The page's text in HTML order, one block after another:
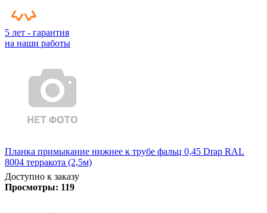
5 лет - гарантия
на наши работы
Планка примыкание нижнее к трубе фальц 0,45 Drap RAL
8004 терракота (2,5м)
Доступно к заказу
Просмотры: 119